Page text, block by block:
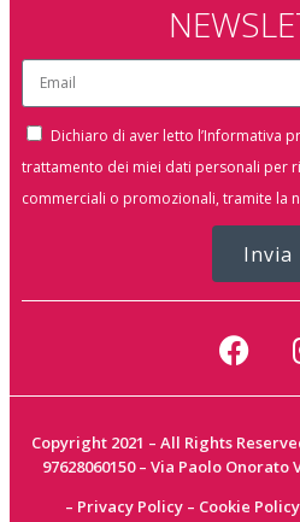
Dichiaro di aver letto l’Informativa
trattamento dei miei dati personali per
commerciali o promozionali, tramite la
Invia
Copyright 2021 – All Rights
97628060150 – Via Paolo Onorato
– Privacy Policy– Cookie Policy